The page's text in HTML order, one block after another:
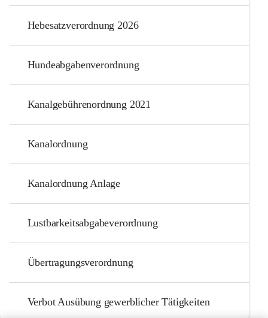
Hebesatzverordnung 2026
Hundeabgabenverordnung
Kanalgebührenordnung 2021
Kanalordnung
Kanalordnung Anlage
Lustbarkeitsabgabeverordnung
Übertragungsverordnung
Verbot Ausübung gewerblicher Tätigkeiten